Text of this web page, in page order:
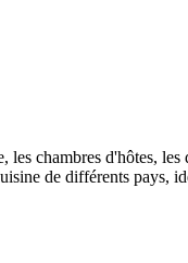
chambres d'hôtes, les
de différents pays,